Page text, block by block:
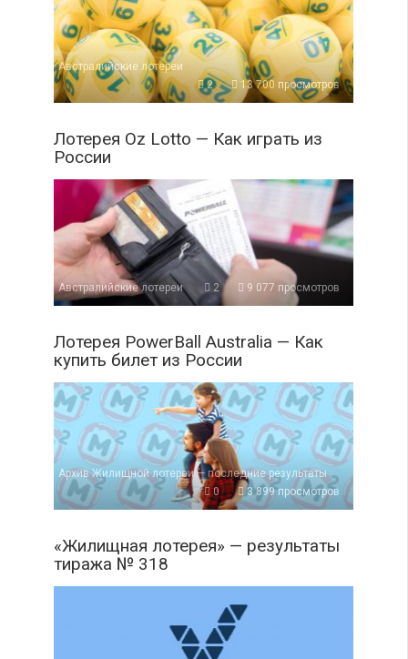
Австралийские лотереи
2
13 700 просмотров
Лотерея Oz Lotto — Как играть из
России
Австралийские лотереи 2 9 077 просмотров
Лотерея PowerBall Australia — Как
купить билет из России
Архив Жилищной лотереи — последние результаты
0
3 899 просмотров
«Жилищная лотерея» — результаты
тиража № 318